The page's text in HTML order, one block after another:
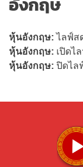
หุ้นอังกฤษ:ไลฟ์ส
หุ้นอังกฤษ: เปิดไ
หุ้นอังกฤษ: ปิดไล